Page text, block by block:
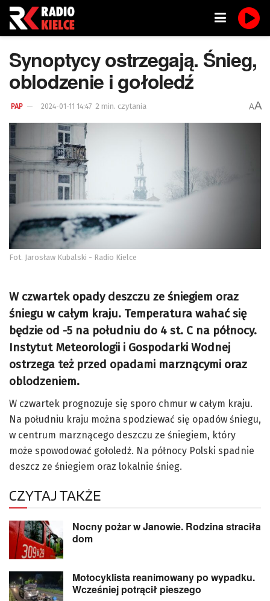
Synoptycy ostrzegają. Śnieg,
oblodzenie i gołoledź
PAP 2024-01-11 14:47 2 min. czytania AA
Fot. Jarosław Kubalski - Radio Kielce
W czwartek opady deszczu ze śniegiem oraz
śniegu w całym kraju. Temperatura wahać się
będzie od -5 na południu do 4 st. C na północy.
Instytut Meteorologii i Gospodarki Wodnej
ostrzega też przed opadami marznącymi oraz
oblodzeniem.
W czwartek prognozuje się sporo chmur w całym kraju.
Na południu kraju można spodziewać się opadów śniegu,
w centrum marznącego deszczu ze śniegiem, który
może spowodować gołoledź. Na północy Polski spadnie
deszcz ze śniegiem oraz lokalnie śnieg.
CZYTAJ TAKŻE
Nocny pożar w Janowie. Rodzina straciła
dom
Motocyklista reanimowany po wypadku.
Wcześniej potrącił pieszego